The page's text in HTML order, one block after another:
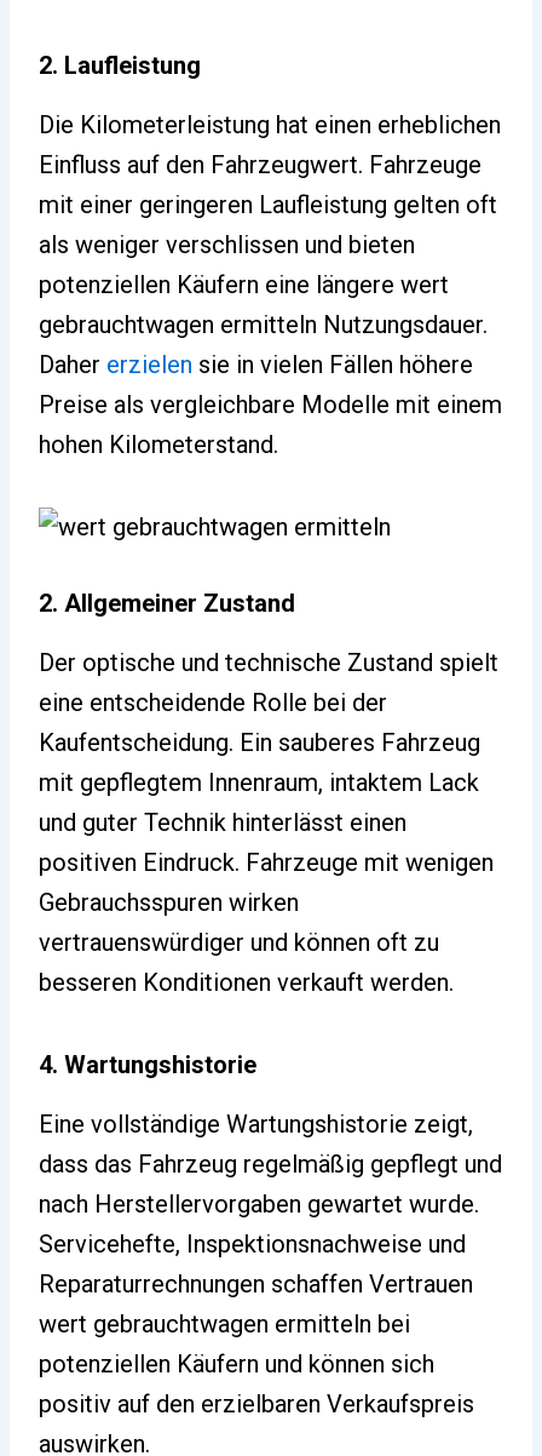
2. Laufleistung
Die Kilometerleistung hat einen erheblichen
Einfluss auf den Fahrzeugwert. Fahrzeuge
mit einer geringeren Laufleistung gelten oft
als weniger verschlissen und bieten
potenziellen Käufern eine längere wert
gebrauchtwagen ermitteln Nutzungsdauer.
Daher erzielen sie in vielen Fällen höhere
Preise als vergleichbare Modelle mit einem
hohen Kilometerstand.
2. Allgemeiner Zustand
Der optische und technische Zustand spielt
eine entscheidende Rolle bei der
Kaufentscheidung. Ein sauberes Fahrzeug
mit gepflegtem Innenraum, intaktem Lack
und guter Technik hinterlässt einen
positiven Eindruck. Fahrzeuge mit wenigen
Gebrauchsspuren wirken
vertrauenswürdiger und können oft zu
besseren Konditionen verkauft werden.
4. Wartungshistorie
Eine vollständige Wartungshistorie zeigt,
dass das Fahrzeug regelmäßig gepflegt und
nach Herstellervorgaben gewartet wurde.
Servicehefte, Inspektionsnachweise und
Reparaturrechnungen schaffen Vertrauen
wert gebrauchtwagen ermitteln bei
potenziellen Käufern und können sich
positiv auf den erzielbaren Verkaufspreis
auswirken.